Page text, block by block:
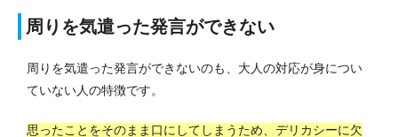
周りを気遣った発言ができない
周りを気遣った発言ができないのも、大人の対応が身につい
ていない人の特徴です。
思ったことをそのまま口にしてしまうため、デリカシーに欠